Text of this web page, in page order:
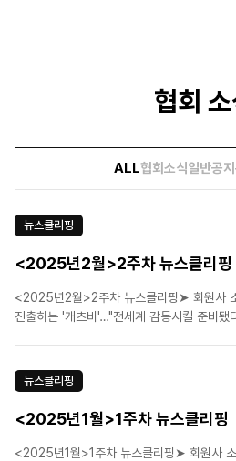
협회 소
ALL협회소식일반공지
뉴스클리핑
<2025년2월>2주차 뉴스클리핑
<2025년2월>2주차 뉴스클리핑➤ 회원사
진출하는 '개츠비'…"전세계 감동시킬 준비됐
릭터 포스터 공개[라이브(주)]뮤지컬..
뉴스클리핑
<2025년1월>1주차 뉴스클리핑
<2025년1월>1주차 뉴스클리핑➤ 회원사 소